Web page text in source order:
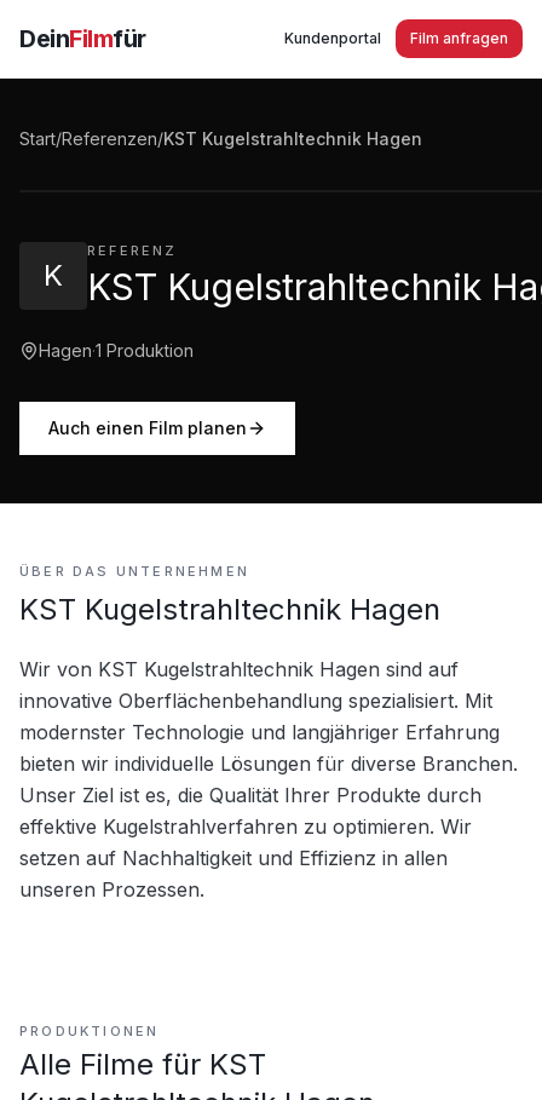
DeinFilmfür Kundenportal Film anfragen
Start/Referenzen/KST Kugelstrahltechnik Hagen
K
REFERENZ
KST Kugelstrahltechnik
Hagen·1 Produktion
Auch einen Film planen
KST Kugelstrahltechnik Hagen Imagefilm
ÜBER DAS UNTERNEHMEN
KST Kugelstrahltechnik Hagen
Wir von KST Kugelstrahltechnik Hagen sind auf
innovative Oberflächenbehandlung spezialisiert. Mit
modernster Technologie und langjähriger Erfahrung
bieten wir individuelle Lösungen für diverse Branchen.
Unser Ziel ist es, die Qualität Ihrer Produkte durch
effektive Kugelstrahlverfahren zu optimieren. Wir
setzen auf Nachhaltigkeit und Effizienz in allen
unseren Prozessen.
PRODUKTIONEN
Alle Filme für KST